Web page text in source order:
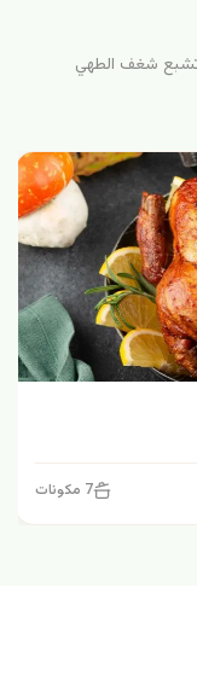
شغف الطهي
7 مكونات